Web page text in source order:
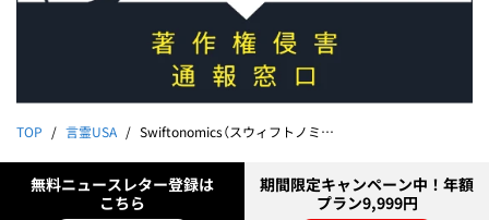
TOP 言霊USA Swiftonomics（スウィフトノミクス＝テイラー・スウィフトの経済効果）
無料ニュースレター登録は
こちら
期間限定キャンペーン中！年額
プラン9,999円